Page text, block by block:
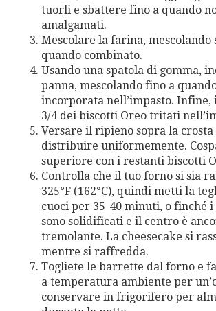
tuorli e sbattere fino a quando
amalgamati.
Mescolare la farina, mescolando
quando combinato.
Usando una spatola di gomma,
panna, mescolando fino a
incorporata nell’impasto.
3/4 dei biscotti Oreo tritati
Versare il ripieno sopra la
distribuire uniformemente.
superiore con i restanti biscotti
Controlla che il tuo forno si sia
325°F (162°C), quindi metti la
cuoci per 35-40 minuti, o finché
sono solidificati e il centro è
tremolante. La cheesecake si
mentre si raffredda.
Togliete le barrette dal forno e
a temperatura ambiente per
conservare in frigorifero per